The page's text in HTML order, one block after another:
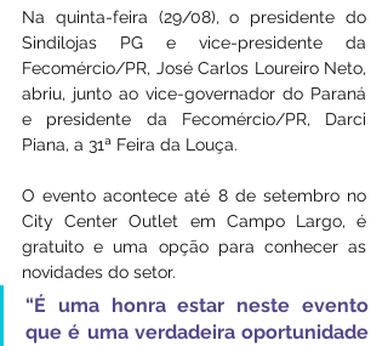
Na quinta-feira (29/08), o presidente do
Sindilojas PG e vice-presidente da
Fecomércio/PR, José Carlos Loureiro Neto,
abriu, junto ao vice-governador do Paraná
e presidente da Fecomércio/PR, Darci
Piana, a 31ª Feira da Louça.
O evento acontece até 8 de setembro no
City Center Outlet em Campo Largo, é
gratuito e uma opção para conhecer as
novidades do setor.
“É uma honra estar neste evento
que é uma verdadeira oportunidade